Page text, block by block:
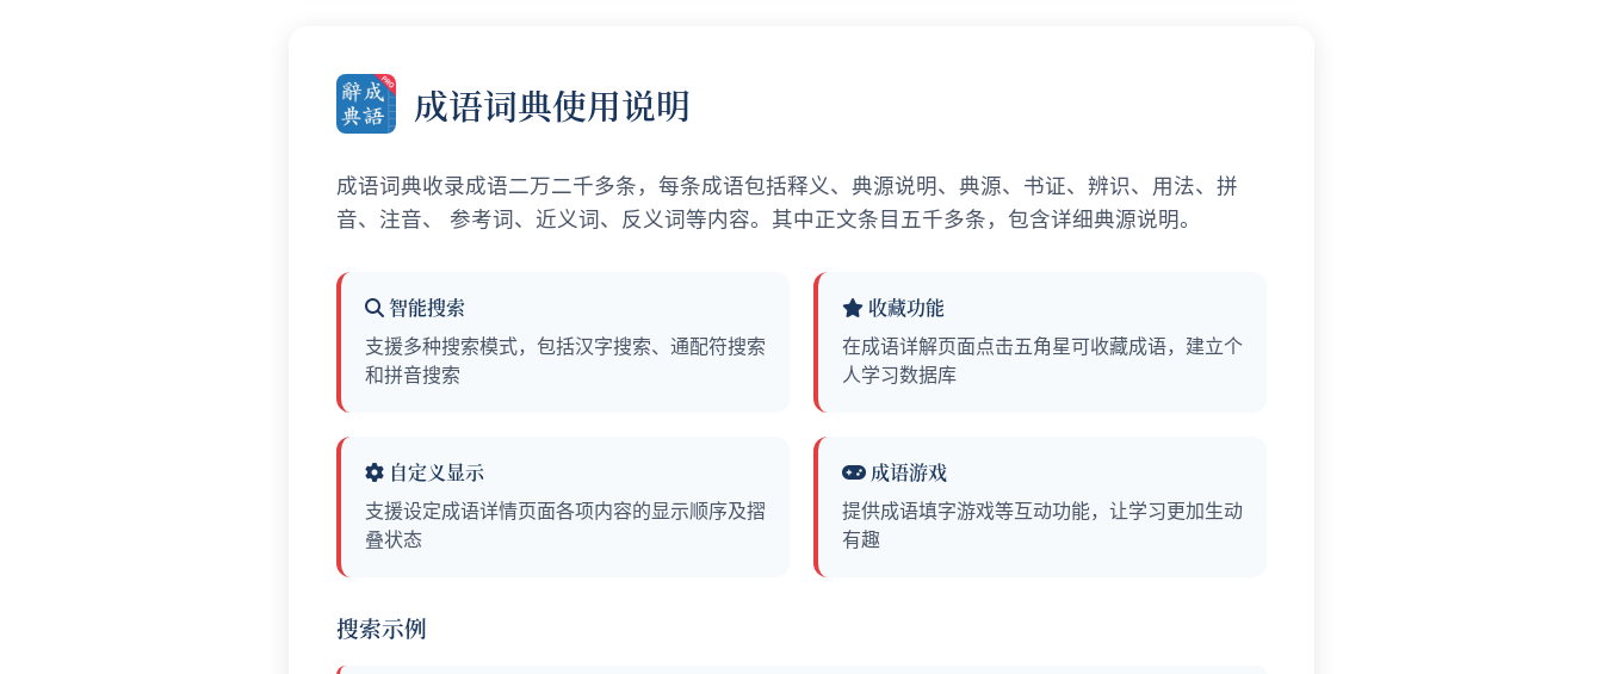
成语词典使用说明
成语词典收录成语二万二千多条，每条成语包括释义、典源说明、典源、书证、辨识、用法、拼
音、注音、 参考词、近义词、反义词等内容。其中正文条目五千多条，包含详细典源说明。
智能搜索
支援多种搜索模式，包括汉字搜索、通配符搜索
和拼音搜索
收藏功能
在成语详解页面点击五角星可收藏成语，建立个
人学习数据库
自定义显示
支援设定成语详情页面各项内容的显示顺序及摺
叠状态
成语游戏
提供成语填字游戏等互动功能，让学习更加生动
有趣
搜索示例